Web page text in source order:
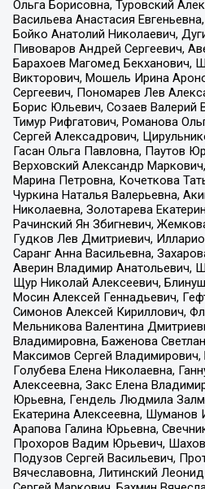
Ольга Борисовна, Туровский
Васильева Анастасия
Бойко Анатолий Николаевич,
Пивоваров Андрей Сергеевич,
Барахоев Магомед Бекханович,
Викторович, Мошель Ирина
Сергеевич, Пономарев Лев
Борис Юльевич, Созаев Валерий
Тимур Рифгатович, Романова
Сергей Алексадрович,
Гасан Ольга Павловна, Паутов
Верховский Александр
Марина Петровна, Кочеткова
Чуркина Наталья Валерьевна,
Николаевна, Золотарева
Рачинский Ян Збигневич,
Гудков Лев Дмитриевич,
Саранг Анна Васильевна,
Аверин Владимир Анатольевич,
Щур Николай Алексеевич,
Мосин Алексей Геннадьевич,
Симонов Алексей Кириллович,
Мельникова Валентина
Владимировна, Баженова
Максимов Сергей Владимирович,
Голубева Елена Николаевна,
Алексеевна, Закс Елена
Юрьевна, Гендель Людмила
Екатерина Алексеевна, Шуманов
Арапова Галина Юрьевна,
Прохоров Вадим Юрьевич,
Подузов Сергей Васильевич,
Вячеславовна, Литинский